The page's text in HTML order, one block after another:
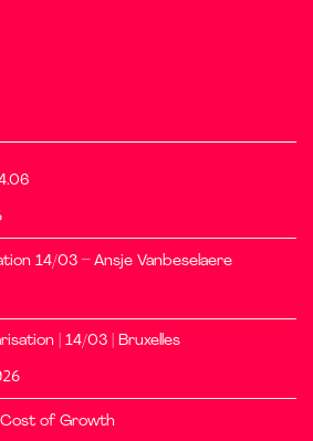
14/03 – Ansje Vanbeselaere
| 14/03 | Bruxelles
Cost of Growth